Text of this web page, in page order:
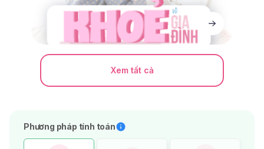
Xem tất cả
Phương pháp tính toán